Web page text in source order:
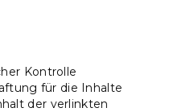
Kontrolle
für die Inhalte
der verlinkten